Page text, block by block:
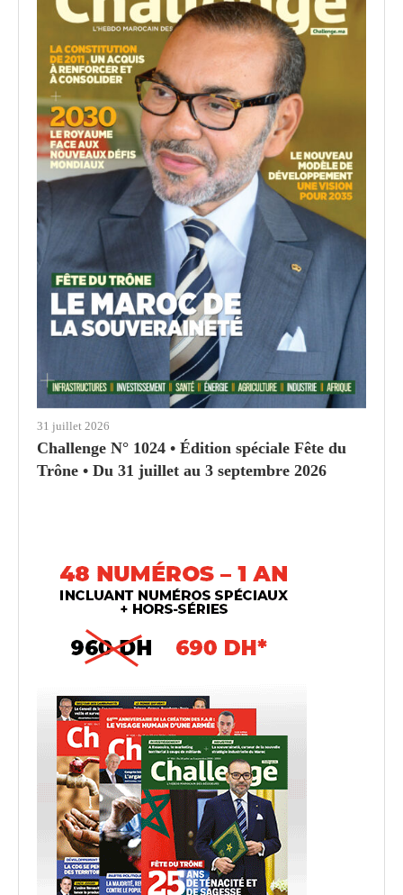
31 juillet 2026
Challenge N° 1024 • Édition spéciale Fête du
Trône • Du 31 juillet au 3 septembre 2026